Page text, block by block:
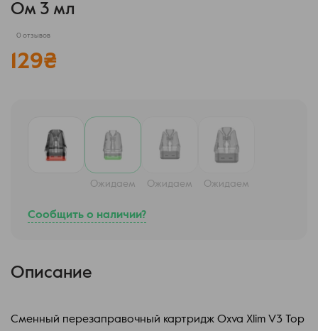
Ом 3 мл
0 отзывов
129₴
Ожидаем Ожидаем Ожидаем
Сообщить о наличии?
Описание
Сменный перезаправочный картридж Oxva Xlim V3 Top